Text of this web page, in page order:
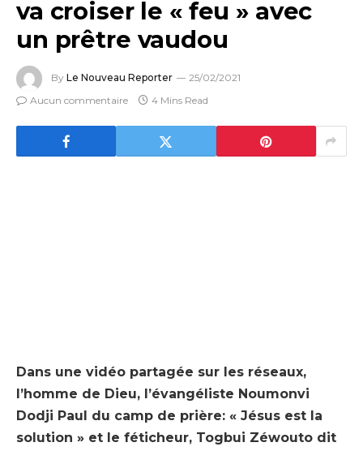
va croiser le « feu » avec
un prêtre vaudou
By Le Nouveau Reporter
25/02/2021
Aucun commentaire
4 Mins Read
Dans une vidéo partagée sur les réseaux,
l’homme de Dieu, l’évangéliste Noumonvi
Dodji Paul du camp de prière: « Jésus est la
solution » et le féticheur, Togbui Zéwouto dit